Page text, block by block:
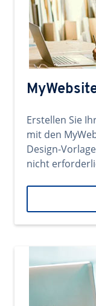
Erstellen Sie
mit den
Design-
nicht